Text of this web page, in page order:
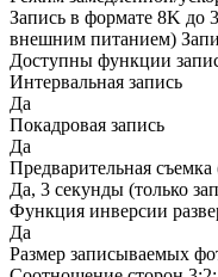
Запись в формате 8K до
внешним питанием)
Доступны функции
Интервальная запись
Да
Покадровая запись
Да
Предварительная
Да, 3 секунды (только
Функция инверсии
Да
Размер записываемых